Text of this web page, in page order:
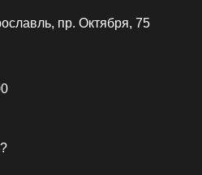
, пр. Октября, 75